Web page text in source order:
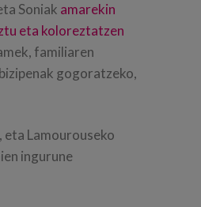
Soniak amarekin
eta koloreztatzen
familiaren
gogoratzeko,
, eta Lamourouseko
ingurune